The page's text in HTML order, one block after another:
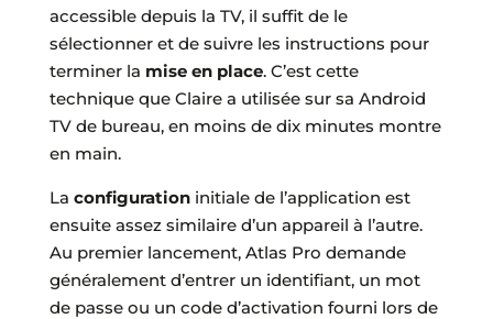
accessible depuis la TV, il suffit de le
sélectionner et de suivre les instructions pour
terminer la mise en place. C’est cette
technique que Claire a utilisée sur sa Android
TV de bureau, en moins de dix minutes montre
en main.
La configurationinitiale de l’application est
ensuite assez similaire d’un appareil à l’autre.
Au premier lancement, Atlas Pro demande
généralement d’entrer un identifiant, un mot
de passe ou un code d’activation fourni lors de